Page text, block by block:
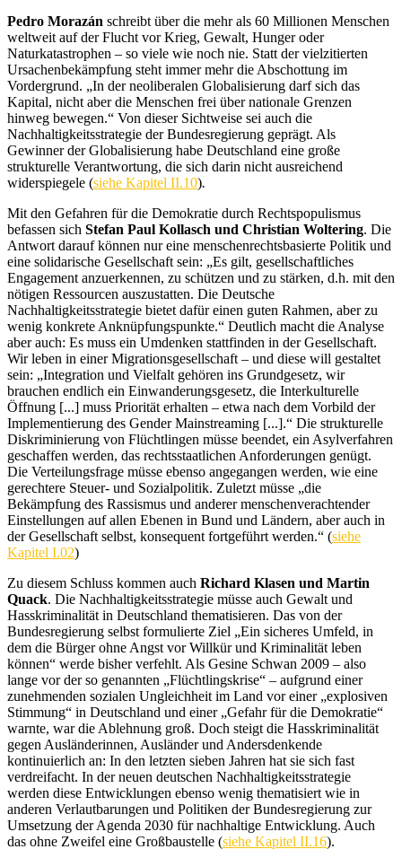
Pedro Morazán schreibt über die mehr als 60 Millionen Menschen
weltweit auf der Flucht vor Krieg, Gewalt, Hunger oder
Naturkatastrophen – so viele wie noch nie. Statt der vielzitierten
Ursachenbekämpfung steht immer mehr die Abschottung im
Vordergrund. „In der neoliberalen Globalisierung darf sich das
Kapital, nicht aber die Menschen frei über nationale Grenzen
hinweg bewegen.“ Von dieser Sichtweise sei auch die
Nachhaltigkeitsstrategie der Bundesregierung geprägt. Als
Gewinner der Globalisierung habe Deutschland eine große
strukturelle Verantwortung, die sich darin nicht ausreichend
widerspiegele (siehe Kapitel II.10).
Mit den Gefahren für die Demokratie durch Rechtspopulismus
befassen sich Stefan Paul Kollasch und Christian Woltering. Die
Antwort darauf können nur eine menschenrechtsbasierte Politik und
eine solidarische Gesellschaft sein: „Es gilt, gesellschaftliches
Engagement anzuerkennen, zu schützen und zu stärken, d.h. mit den
nötigen Ressourcen auszustatten. Die Deutsche
Nachhaltigkeitsstrategie bietet dafür einen guten Rahmen, aber zu
wenig konkrete Anknüpfungspunkte.“ Deutlich macht die Analyse
aber auch: Es muss ein Umdenken stattfinden in der Gesellschaft.
Wir leben in einer Migrationsgesellschaft – und diese will gestaltet
sein: „Integration und Vielfalt gehören ins Grundgesetz, wir
brauchen endlich ein Einwanderungsgesetz, die Interkulturelle
Öffnung [...] muss Priorität erhalten – etwa nach dem Vorbild der
Implementierung des Gender Mainstreaming [...].“ Die strukturelle
Diskriminierung von Flüchtlingen müsse beendet, ein Asylverfahren
geschaffen werden, das rechtsstaatlichen Anforderungen genügt.
Die Verteilungsfrage müsse ebenso angegangen werden, wie eine
gerechtere Steuer- und Sozialpolitik. Zuletzt müsse „die
Bekämpfung des Rassismus und anderer menschenverachtender
Einstellungen auf allen Ebenen in Bund und Ländern, aber auch in
der Gesellschaft selbst, konsequent fortgeführt werden.“ (siehe
Kapitel I.02)
Zu diesem Schluss kommen auch Richard Klasen und Martin
Quack. Die Nachhaltigkeitsstrategie müsse auch Gewalt und
Hasskriminalität in Deutschland thematisieren. Das von der
Bundesregierung selbst formulierte Ziel „Ein sicheres Umfeld, in
dem die Bürger ohne Angst vor Willkür und Kriminalität leben
können“ werde bisher verfehlt. Als Gesine Schwan 2009 – also
lange vor der so genannten „Flüchtlingskrise“ – aufgrund einer
zunehmenden sozialen Ungleichheit im Land vor einer „explosiven
Stimmung“ in Deutschland und einer „Gefahr für die Demokratie“
warnte, war die Ablehnung groß. Doch steigt die Hasskriminalität
gegen Ausländerinnen, Ausländer und Andersdenkende
kontinuierlich an: In den letzten sieben Jahren hat sie sich fast
verdreifacht. In der neuen deutschen Nachhaltigkeitsstrategie
werden diese Entwicklungen ebenso wenig thematisiert wie in
anderen Verlautbarungen und Politiken der Bundesregierung zur
Umsetzung der Agenda 2030 für nachhaltige Entwicklung. Auch
das ohne Zweifel eine Großbaustelle (siehe Kapitel II.16).